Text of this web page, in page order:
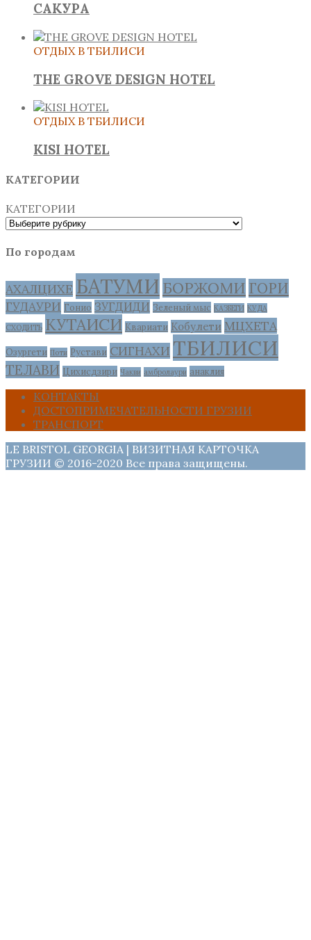
САКУРА
ОТДЫХ В ТБИЛИСИ
THE GROVE DESIGN HOTEL
ОТДЫХ В ТБИЛИСИ
KISI HOTEL
КАТЕГОРИИ
КАТЕГОРИИ
По городам
АХАЛЦИХЕ БАТУМИ БОРЖОМИ ГОРИ
ГУДАУРИ Гонио ЗУГДИДИ Зеленый мыс КАЗБЕГИ КУДА
СХОДИТЬ КУТАИСИ Квариати Кобулети МЦХЕТА
Озургети Поти Рустави СИГНАХИ ТБИЛИСИ
ТЕЛАВИ Цихисдзири Чакви амбролаури анаклия
КОНТАКТЫ
ДОСТОПРИМЕЧАТЕЛЬНОСТИ ГРУЗИИ
ТРАНСПОРТ
LE BRISTOL GEORGIA | ВИЗИТНАЯ КАРТОЧКА
ГРУЗИИ © 2016-2020 Все права защищены.